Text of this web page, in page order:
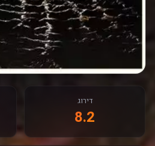
דירוג
8.2